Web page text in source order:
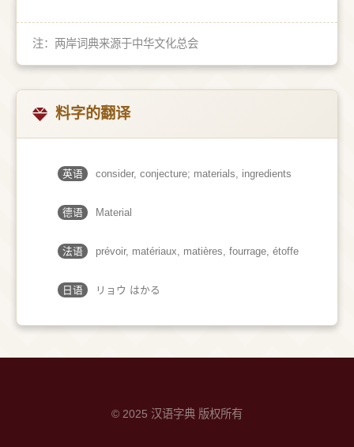
注：两岸词典来源于中华文化总会
料字的翻译
英语 consider, conjecture; materials, ingredients
德语 Material
法语 prévoir, matériaux, matières, fourrage, étoffe
日语 リョウ はかる
© 2025 汉语字典 版权所有